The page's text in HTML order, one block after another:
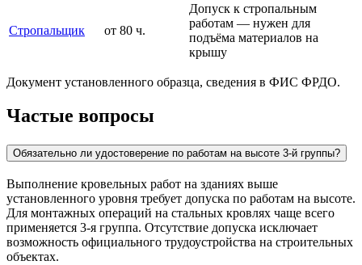
Стропальщик от 80 ч.
Допуск к стропальным
работам — нужен для
подъёма материалов на
крышу
Документ установленного образца, сведения в ФИС ФРДО.
Частые вопросы
Обязательно ли удостоверение по работам на высоте 3-й группы?
Выполнение кровельных работ на зданиях выше
установленного уровня требует допуска по работам на высоте.
Для монтажных операций на стальных кровлях чаще всего
применяется 3-я группа. Отсутствие допуска исключает
возможность официального трудоустройства на строительных
объектах.